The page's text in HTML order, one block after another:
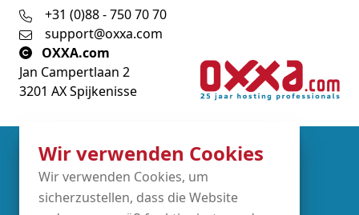
Wir verwenden Cookies
Wir verwenden Cookies, um
sicherzustellen, dass die Website
+31 (0)88 - 750 70 70
support@oxxa.com
OXXA.com
Jan Campertlaan 2
3201 AX Spijkenisse
Partners